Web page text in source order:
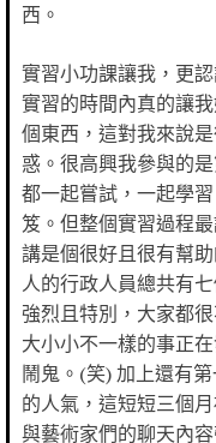
西。
實習小功課讓我，更
實習的時間內真的讓
個東西，這對我來說
惑。很高興我參與的
都一起嘗試，一起學
笈。但整個實習過程
講是個很好且很有幫
人的行政人員總共有
強烈且特別，大家都
大小小不一樣的事正
鬧鬼。(笑) 加上還有
的人氣，這短短三個
與藝術家們的聊天內